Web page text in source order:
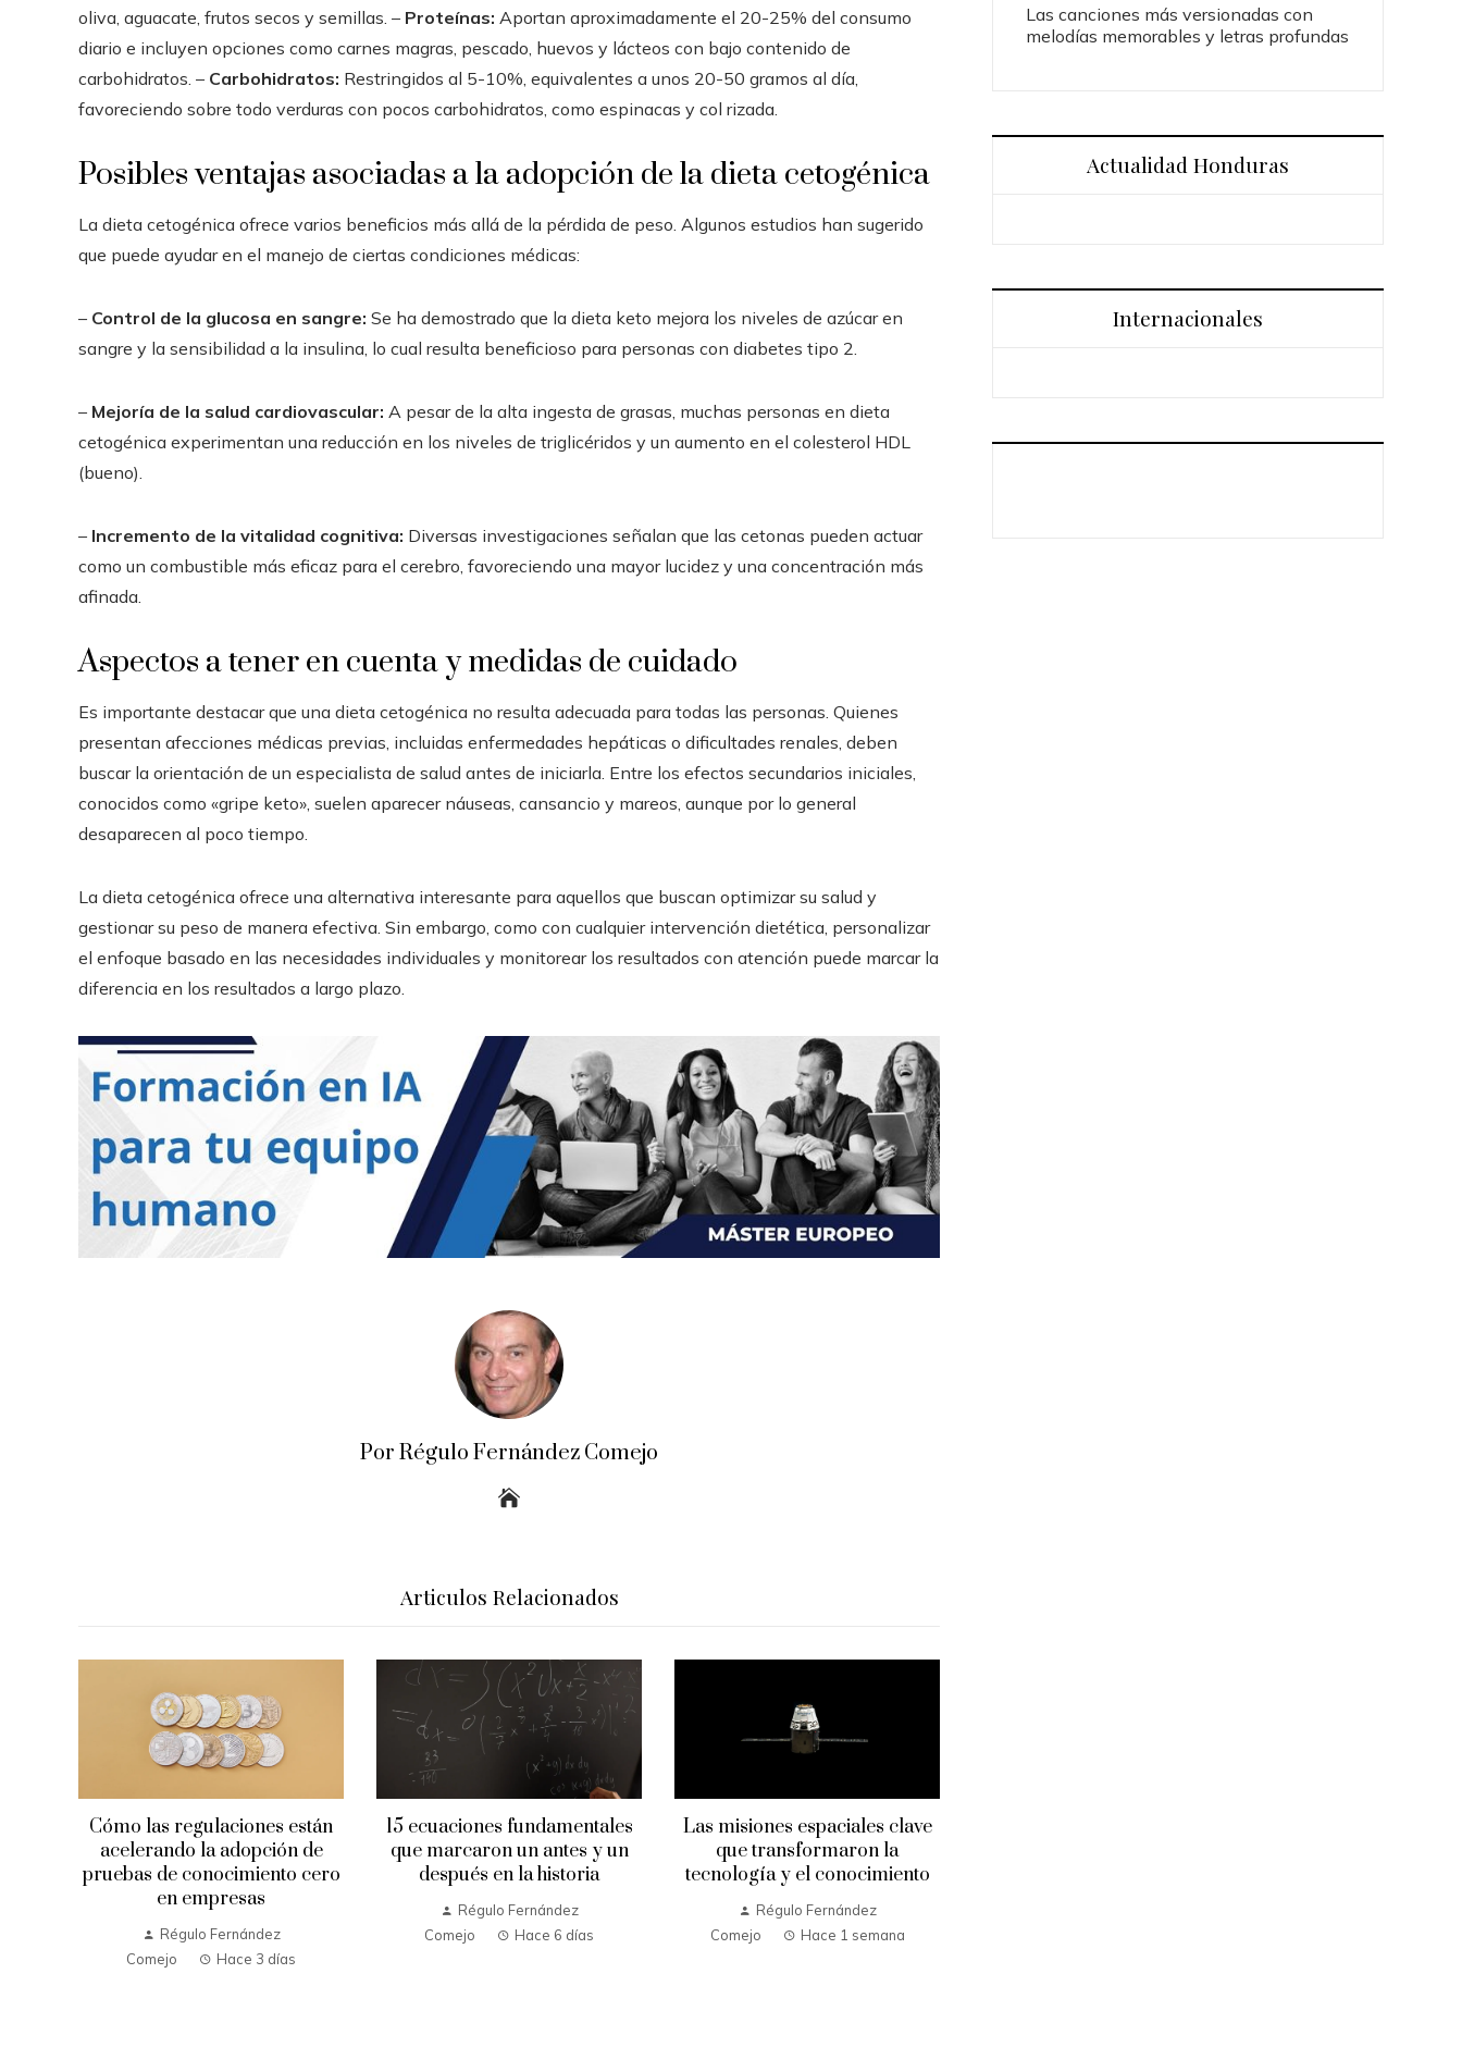
oliva, aguacate, frutos secos y semillas. – Proteínas: Aportan aproximadamente el 20-25% del consumo
diario e incluyen opciones como carnes magras, pescado, huevos y lácteos con bajo contenido de
carbohidratos. – Carbohidratos: Restringidos al 5-10%, equivalentes a unos 20-50 gramos al día,
favoreciendo sobre todo verduras con pocos carbohidratos, como espinacas y col rizada.
Posibles ventajas asociadas a la adopción de la dieta cetogénica
La dieta cetogénica ofrece varios beneficios más allá de la pérdida de peso. Algunos estudios han sugerido
que puede ayudar en el manejo de ciertas condiciones médicas:
– Control de la glucosa en sangre: Se ha demostrado que la dieta keto mejora los niveles de azúcar en
sangre y la sensibilidad a la insulina, lo cual resulta beneficioso para personas con diabetes tipo 2.
– Mejoría de la salud cardiovascular: A pesar de la alta ingesta de grasas, muchas personas en dieta
cetogénica experimentan una reducción en los niveles de triglicéridos y un aumento en el colesterol HDL
(bueno).
– Incremento de la vitalidad cognitiva: Diversas investigaciones señalan que las cetonas pueden actuar
como un combustible más eficaz para el cerebro, favoreciendo una mayor lucidez y una concentración más
afinada.
Aspectos a tener en cuenta y medidas de cuidado
Es importante destacar que una dieta cetogénica no resulta adecuada para todas las personas. Quienes
presentan afecciones médicas previas, incluidas enfermedades hepáticas o dificultades renales, deben
buscar la orientación de un especialista de salud antes de iniciarla. Entre los efectos secundarios iniciales,
conocidos como «gripe keto», suelen aparecer náuseas, cansancio y mareos, aunque por lo general
desaparecen al poco tiempo.
La dieta cetogénica ofrece una alternativa interesante para aquellos que buscan optimizar su salud y
gestionar su peso de manera efectiva. Sin embargo, como con cualquier intervención dietética, personalizar
el enfoque basado en las necesidades individuales y monitorear los resultados con atención puede marcar la
diferencia en los resultados a largo plazo.
Por Régulo Fernández Comejo
Articulos Relacionados
15 ecuaciones fundamentales
que marcaron un antes y un
después en la historia
Régulo Fernández
Comejo
Hace 6 días
Las misiones espaciales clave
que transformaron la
tecnología y el conocimiento
Régulo Fernández
Comejo
Hace 1 semana
Los 10 ordenadores que
definieron el progreso en la
informática
Régulo Fernández
Comejo
Hace 1 semana
Las canciones más versionadas con
melodías memorables y letras profundas
Actualidad Honduras
Internacionales